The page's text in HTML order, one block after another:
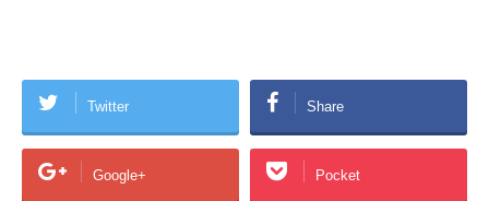
Twitter Share
Google+ Pocket